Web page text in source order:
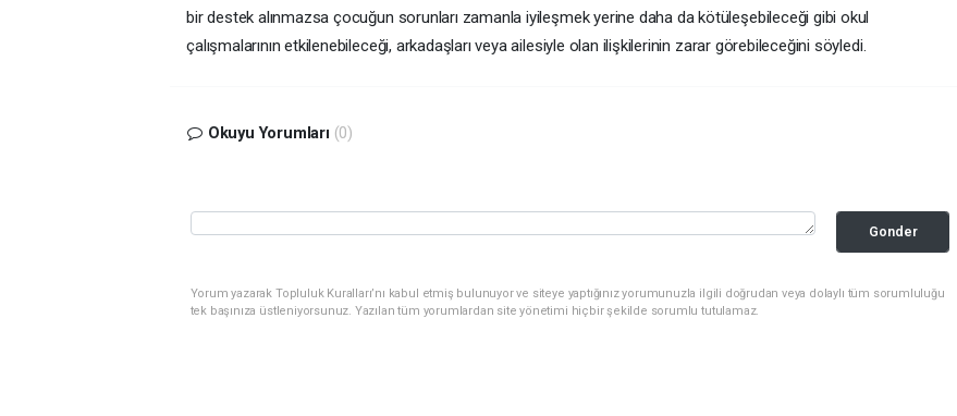
bir destek alınmazsa çocuğun sorunları zamanla iyileşmek yerine daha da kötüleşebileceği gibi okul
çalışmalarının etkilenebileceği, arkadaşları veya ailesiyle olan ilişkilerinin zarar görebileceğini söyledi.
Okuyu Yorumları (0)
Gonder
Yorum yazarak Topluluk Kuralları’nı kabul etmiş bulunuyor ve siteye yaptığınız yorumunuzla ilgili doğrudan veya dolaylı tüm sorumluluğu
tek başınıza üstleniyorsunuz. Yazılan tüm yorumlardan site yönetimi hiçbir şekilde sorumlu tutulamaz.